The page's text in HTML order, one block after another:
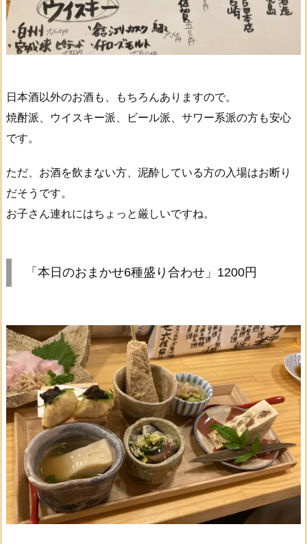
日本酒以外のお酒も、もちろんありますので。
焼酎派、ウイスキー派、ビール派、サワー系派の方も安心
です。
ただ、お酒を飲まない方、泥酔している方の入場はお断り
だそうです。
お子さん連れにはちょっと厳しいですね。
「本日のおまかせ6種盛り合わせ」1200円